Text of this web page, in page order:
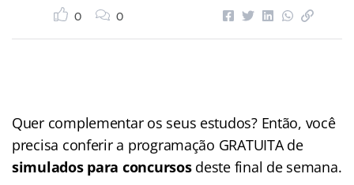
0 0
Quer complementar os seus estudos? Então, você
precisa conferir a programação GRATUITA de
simulados para concursosdeste final de semana.